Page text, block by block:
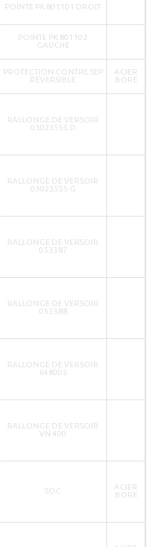
POINTE PK 801101 DROIT
POINTE PK 801102
GAUCHE
PROTECTION CONTRE SEP
RÉVERSIBLE
ACIER
BORE
RALLONGE DE VERSOIR
03023555 D
RALLONGE DE VERSOIR
03023555 G
RALLONGE DE VERSOIR
053387
RALLONGE DE VERSOIR
053388
RALLONGE DE VERSOIR
648005
RALLONGE DE VERSOIR
VN 400
SOC
ACIER
BORE